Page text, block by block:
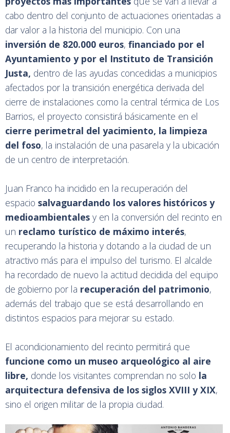
cabo dentro del conjunto de actuaciones orientadas a
dar valor a la historia del municipio. Con una
inversión de 820.000 euros, financiado por el
Ayuntamiento y por el Instituto de Transición
Justa, dentro de las ayudas concedidas a municipios
afectados por la transición energética derivada del
cierre de instalaciones como la central térmica de Los
Barrios, el proyecto consistirá básicamente en el
cierre perimetral del yacimiento, la limpieza
del foso, la instalación de una pasarela y la ubicación
de un centro de interpretación.
Juan Franco ha incidido en la recuperación del
espacio salvaguardando los valores históricos y
medioambientales y en la conversión del recinto en
un reclamo turístico de máximo interés,
recuperando la historia y dotando a la ciudad de un
atractivo más para el impulso del turismo. El alcalde
ha recordado de nuevo la actitud decidida del equipo
de gobierno por la recuperación del patrimonio,
además del trabajo que se está desarrollando en
distintos espacios para mejorar su estado.
El acondicionamiento del recinto permitirá que
funcione como un museo arqueológico al aire
libre, donde los visitantes comprendan no solo la
arquitectura defensiva de los siglos XVIII y XIX,
sino el origen militar de la propia ciudad.